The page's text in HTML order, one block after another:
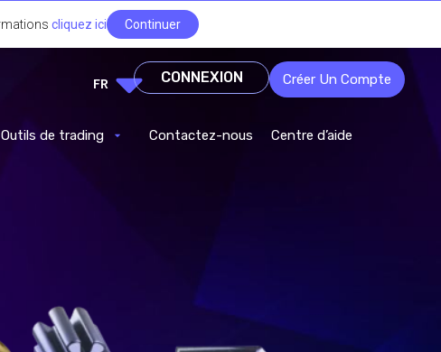
FR CONNEXION Créer Un Compte
Outils de trading Contactez-nous Centre d’aide
cliquez ici Continuer